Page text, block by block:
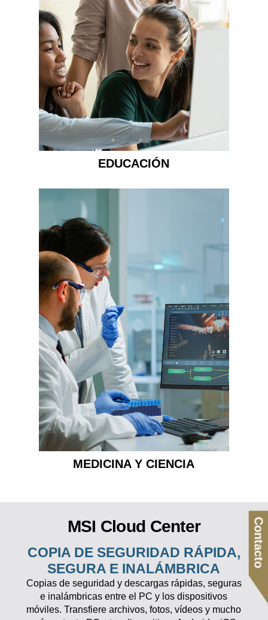
EDUCACIÓN
MEDICINA Y CIENCIA
MSI Cloud Center
COPIA DE SEGURIDAD RÁPIDA,
SEGURA E INALÁMBRICA
Copias de seguridad y descargas rápidas, seguras
e inalámbricas entre el PC y los dispositivos
móviles. Transfiere archivos, fotos, vídeos y mucho
Contacto